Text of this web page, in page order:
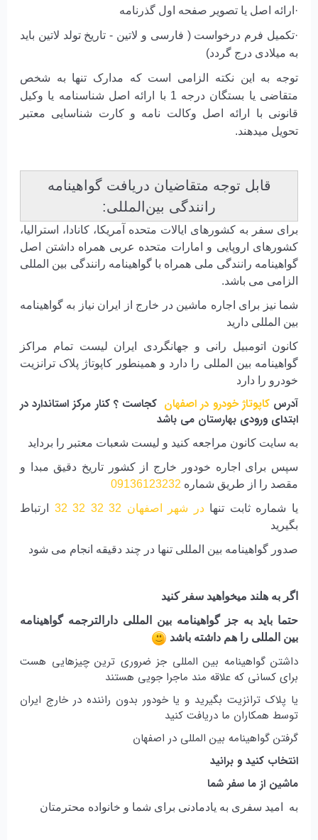
·ارائه اصل یا تصویر صفحه اول گذرنامه
·تکمیل فرم درخواست ( فارسی و لاتین - تاریخ تولد لاتین باید
به میلادی درج گردد)
توجه به این نکته الزامی است که مدارک تنها به شخص
متقاضی یا بستگان درجه 1 با ارائه اصل شناسنامه یا وکیل
قانونی با ارائه اصل وکالت نامه و کارت شناسایی معتبر
تحویل میدهند.
قابل توجه متقاضیان دریافت گواهینامه
رانندگی بین‌المللی:
برای سفر به کشورهای ایالات متحده آمریکا، کانادا، استرالیا،
کشورهای اروپایی و امارات متحده عربی همراه داشتن اصل
گواهینامه رانندگی ملی همراه با گواهینامه رانندگی بین المللی
الزامی می باشد.
شما نیز برای اجاره ماشین در خارج از ایران نیاز به گواهینامه
بین المللی دارید
کانون اتومبیل رانی و جهانگردی ایران لیست تمام مراکز
گواهینامه بین المللی را دارد و همینطور کاپوتاژ پلاک ترانزیت
خودرو را دارد
آدرسکاپوتاژ خودرو در اصفهان کجاست ؟ کنار مرکز استاندارد در
ابتدای ورودی بهارستان می باشد
به سایت کانون مراجعه کنید و لیست شعبات معتبر را برداید
سپس برای اجاره خودور خارج از کشور تاریخ دقیق مبدا و
مقصد را از طریق شماره 09136123232
یا شماره ثابت تنهادر شهر اصفهان 32 32 32 32
ارتباط
بگیرید
صدور گواهینامه بین المللی تنها در چند دقیقه انجام می شود
اگر به هلند میخواهید سفر کنید
حتما باید به جز گواهینامه بین المللی دارالترجمه گواهینامه
بین المللی را هم داشته باشد
داشتن گواهینامه بین المللی جز ضروری ترین چیزهایی هست
برای کسانی که علاقه مند ماجرا جویی هستند
یا پلاک ترانزیت بگیرید و یا خودور بدون راننده در خارج ایران
توسط همکاران ما دریافت کنید
گرفتن گواهینامه بین المللی در اصفهان
انتخاب کنید و برانید
ماشین از ما سفر شما
به امید سفری به یادمادنی برای شما و خانواده محترمتان